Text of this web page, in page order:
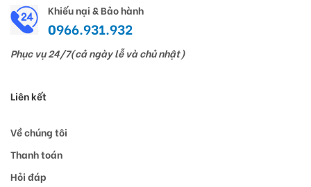
Khiếu nại & Bảo hành
0966.931.932
Phục vụ 24/7(cả ngày lễ và chủ nhật)
Liên kết
Về chúng tôi
Thanh toán
Hỏi đáp